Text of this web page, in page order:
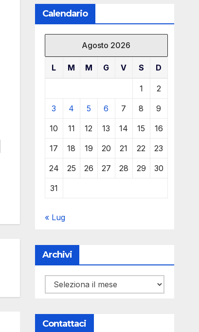
Calendario
Agosto 2026
L M M G V S D
1 2
3 4 5 6 7 8 9
10 11 12 13 14 15 16
17 18 19 20 21 22 23
24 25 26 27 28 29 30
31
« Lug
Archivi
Archivi
Contattaci